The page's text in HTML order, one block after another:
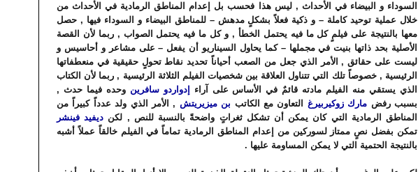
السوداء و البيضاء في الأحداث , ليس هذا فحسب بل إعدام المناطق الرمادية في الأحداث من
خلال عملية توحيد كاملة – و ذكية فعلاً بشكلٍ مدهش – للمناطق البيضاء و السوداء فيها , حصل
معها بالنتيجة على فيلمٍ كل ما فيه يحتمل الخطأ , و كل ما فيه يحتمل الصواب , ربما لأن القصة
الأصلية بحد ذاتها بنيت في مجملها – كما يحاول السيناريو أن يفعل – على مشاعر و أحاسيس و
ليست على حقائق , الأمر الذي جعل من الصعب أحياناً تحديد نقاط تحولٍ حقيقية في منعطفاتها
الرئيسية , خصوصاً تلك التي تتناول العلاقة بين شخصيات الفيلم الثلاثة الرئيسية , ربما لأن الكتاب
الذي يستقي منه الفيلم مادته قائمٌ في الأساس على آراء
إدواردو سافرين وحده فيما حدث ,
بسبب رفض مارك زوكيربيرغ التعاون مع الكاتب بن ميزيريتش , الأمر الذي ولد عدداً كبيراً من
المناطق الرمادية التي كان يمكن أن تشكل ثغراتٍ واضحةً بالنسبة للنص , لكن ديفيد فينشر
تمكن بفضل نصٍ ممتاز لسوركين من إعدام المناطق الرمادية تماماً في الفيلم خالقاً عملاً أشبه
بالنتيجة الحتمية التي لا يمكن المساومة عليها .